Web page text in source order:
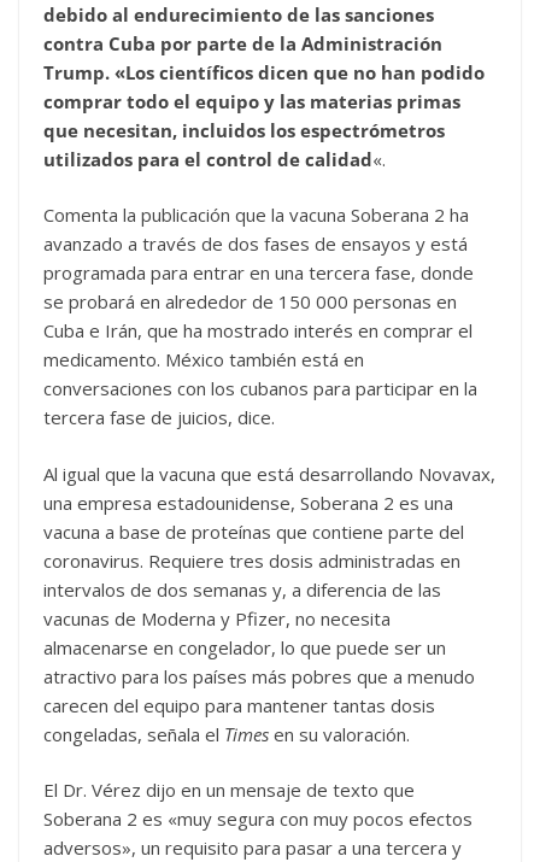
debido al endurecimiento de las sanciones
contra Cuba por parte de la Administración
Trump. «Los científicos dicen que no han podido
comprar todo el equipo y las materias primas
que necesitan, incluidos los espectrómetros
utilizados para el control de calidad«.
Comenta la publicación que la vacuna Soberana 2 ha
avanzado a través de dos fases de ensayos y está
programada para entrar en una tercera fase, donde
se probará en alrededor de 150 000 personas en
Cuba e Irán, que ha mostrado interés en comprar el
medicamento. México también está en
conversaciones con los cubanos para participar en la
tercera fase de juicios, dice.
Al igual que la vacuna que está desarrollando Novavax,
una empresa estadounidense, Soberana 2 es una
vacuna a base de proteínas que contiene parte del
coronavirus. Requiere tres dosis administradas en
intervalos de dos semanas y, a diferencia de las
vacunas de Moderna y Pfizer, no necesita
almacenarse en congelador, lo que puede ser un
atractivo para los países más pobres que a menudo
carecen del equipo para mantener tantas dosis
congeladas, señala el Times en su valoración.
El Dr. Vérez dijo en un mensaje de texto que
Soberana 2 es «muy segura con muy pocos efectos
adversos», un requisito para pasar a una tercera y